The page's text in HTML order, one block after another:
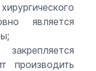
является
производить